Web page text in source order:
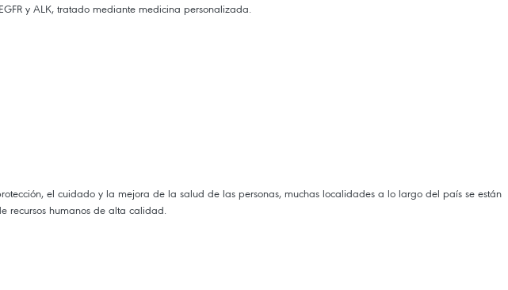
y ALK, tratado mediante medicina personalizada.
el cuidado y la mejora de la salud de las personas, muchas localidades a lo largo del país se están
recursos humanos de alta calidad.